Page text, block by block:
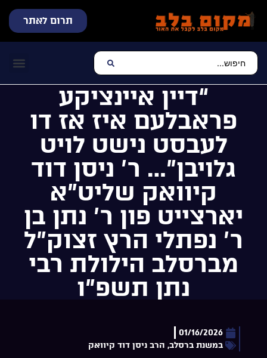
תרום לאתר
“דיין איינציקע
פראבלעם איז אז דו
לעבסט נישט לויט
גלויבן”… ר’ ניסן דוד
קיוואק שליט”א
יארצייט פון ר’ נתן בן
ר’ נפתלי הרץ זצוק”ל
מברסלב הילולת רבי
נתן תשפ”ו
01/16/2026
במשנת ברסלב, הרב ניסן דוד קיוואק